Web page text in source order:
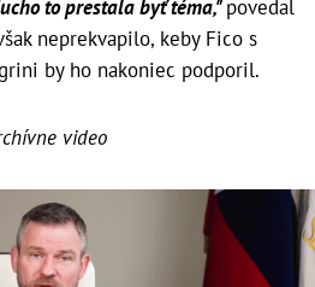
to prestala byť téma,"povedal
neprekvapilo, keby Fico s
by ho nakoniec podporil.
video